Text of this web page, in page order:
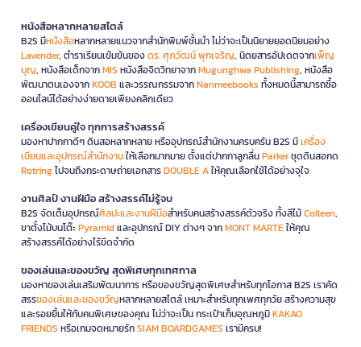
หนังสือหลากหลายสไตล์
B2S มีหนังสือหลากหลายแนวจากสำนักพิมพ์ชั้นนำ ไม่ว่าจะเป็นนิยายยอดนิยมอย่าง
Lavender, ตำราเรียนเข้มข้นของดร. ศุภวัฒน์ พุกเจริญ, นิตยสารอัปเดตจากเพ็ญ
บุญ, หนังสือเด็กจากMIS หนังสือจิตวิทยาจากMugunghwa Publishing, หนังสือ
พัฒนาตนเองจากKOOB และวรรณกรรมจากNanmeebooks ทั้งหมดนี้สามารถซื้อ
ออนไลน์ได้อย่างง่ายดายเพียงคลิกเดียว
เครื่องเขียนคู่ใจ ทุกการสร้างสรรค์
มองหาปากกาดีๆ ดินสอหลากหลาย หรืออุปกรณ์สำนักงานครบครัน B2S มีเครื่อง
เขียนและอุปกรณ์สำนักงานให้เลือกมากมาย ตั้งแต่ปากกาลูกลื่นParkerชุดดินสอกด
Rotringไปจนถึงกระดาษถ่ายเอกสารDOUBLE Aให้คุณเลือกใช้ได้อย่างจุใจ
งานศิลป์ งานฝีมือ สร้างสรรค์ไม่รู้จบ
B2S จัดเต็มอุปกรณ์ศิลปะและงานฝีมือสำหรับคนสร้างสรรค์ตัวจริง ทั้งสีไม้Colleen,
ขาตั้งไม้บนโต๊ะPyramidและอุปกรณ์ DIY ต่างๆ จากMONT MARTEให้คุณ
สร้างสรรค์ได้อย่างไร้ขีดจำกัด
ของเล่นและของขวัญ สุดพิเศษทุกเทศกาล
มองหาของเล่นเสริมพัฒนาการ หรือของขวัญสุดพิเศษสำหรับทุกโอกาส B2S เราคัด
สรรของเล่นและของขวัญหลากหลายสไตล์ เหมาะสำหรับทุกเพศทุกวัย สร้างความสุข
และรอยยิ้มให้กับคนพิเศษของคุณ ไม่ว่าจะเป็น กระเป๋าเก็บอุณหภูมิKAKAO
FRIENDS หรือเกมจดหมายรักSIAM BOARDGAMES เรามีครบ!